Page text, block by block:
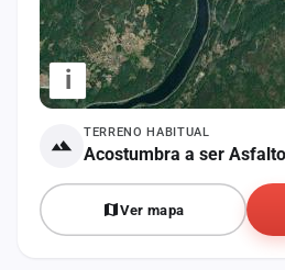
i
TERRENO HABITUAL
Acostumbra a ser Asfalto
Ver mapa